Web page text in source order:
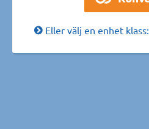
Eller välj en enhet klass: